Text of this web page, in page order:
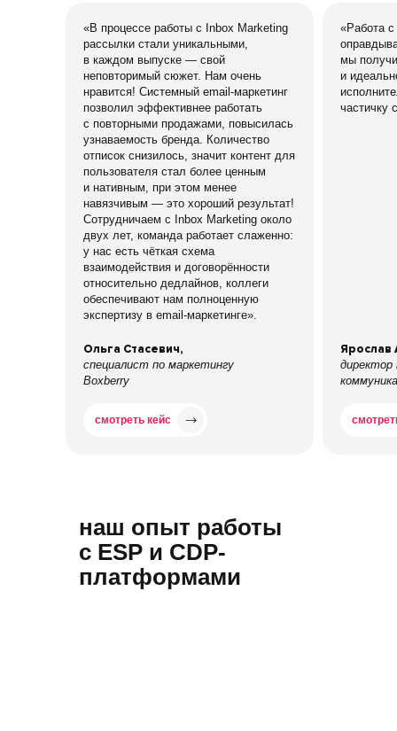
«В процессе работы с Inbox Marketing
рассылки стали уникальными,
в каждом выпуске — свой
неповторимый сюжет. Нам очень
нравится! Системный email-маркетинг
позволил эффективнее работать
с повторными продажами, повысилась
узнаваемость бренда. Количество
отписок снизилось, значит контент для
пользователя стал более ценным
и нативным, при этом менее
навязчивым — это хороший результат!
Сотрудничаем с Inbox Marketing около
двух лет, команда работает слаженно:
у нас есть чёткая схема
взаимодействия и договорённости
относительно дедлайнов, коллеги
обеспечивают нам полноценную
экспертизу в email-маркетинге».
Ольга Стасевич,
специалист по маркетингу
Boxberry
смотреть кейс
«Работа
мы
и
частичку
Ярослав
директор
наш опыт работы
с ESP и CDP-
платфор­мами